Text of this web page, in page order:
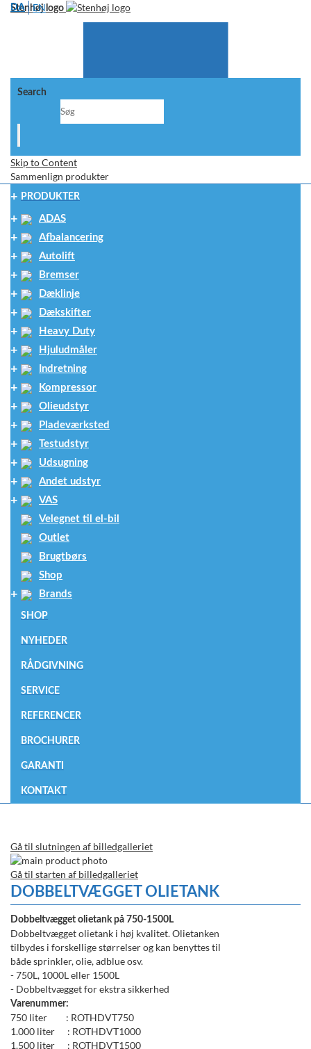
DA EN
Stenhøj logo
Search
Skip to Content
Sammenlign produkter
PRODUKTER
ADAS
Afbalancering
Autolift
Bremser
Dæklinje
Dækskifter
Heavy Duty
Hjuludmåler
Indretning
Kompressor
Olieudstyr
Pladeværksted
Testudstyr
Udsugning
Andet udstyr
VAS
Velegnet til el-bil
Outlet
Brugtbørs
Shop
Brands
SHOP
NYHEDER
RÅDGIVNING
SERVICE
REFERENCER
BROCHURER
GARANTI
KONTAKT
Gå til slutningen af billedgalleriet
Gå til starten af billedgalleriet
DOBBELTVÆGGET OLIETANK
Dobbeltvægget olietank på 750-1500L
Dobbeltvægget olietank i høj kvalitet. Olietanken
tilbydes i forskellige størrelser og kan benyttes til
både sprinkler, olie, adblue osv.
- 750L, 1000L eller 1500L
- Dobbeltvægget for ekstra sikkerhed
Varenummer:
750 liter : ROTHDVT750
1.000 liter : ROTHDVT1000
1.500 liter : ROTHDVT1500